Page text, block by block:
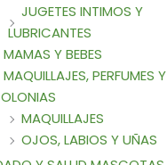
JUGETES INTIMOS Y
LUBRICANTES
MAMAS Y BEBES
MAQUILLAJES, PERFUMES Y
MAQUILLAJES
OJOS, LABIOS Y UÑAS